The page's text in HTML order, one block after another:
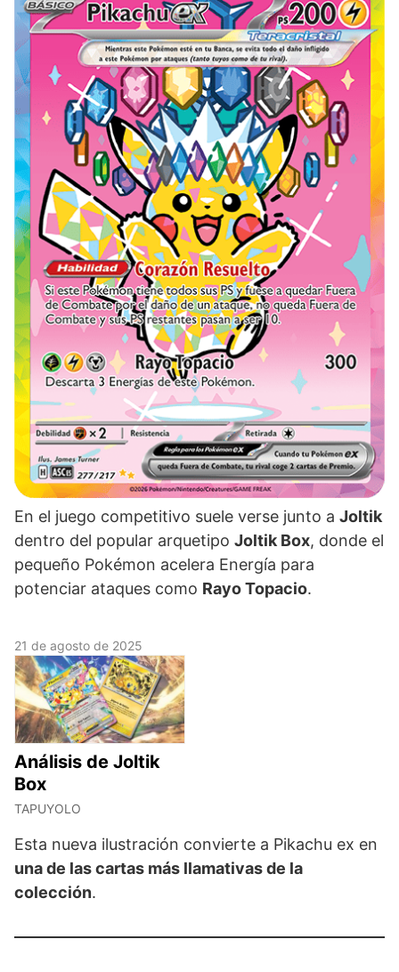
En el juego competitivo suele verse junto a Joltik
dentro del popular arquetipo Joltik Box, donde el
pequeño Pokémon acelera Energía para
potenciar ataques como Rayo Topacio.
21 de agosto de 2025
Análisis de Joltik
Box
TAPUYOLO
Esta nueva ilustración convierte a Pikachu ex en
una de las cartas más llamativas de la
colección.